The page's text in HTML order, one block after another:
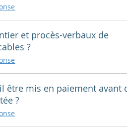
et procès-verbaux de
?
être mis en paiement avant
?